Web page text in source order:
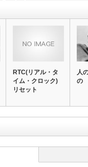
RTC(リアル・タ
イム・クロック)
リセット
人
の